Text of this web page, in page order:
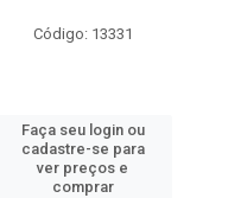
Código: 13331
Faça seu login ou
cadastre-se para
ver preços e
comprar